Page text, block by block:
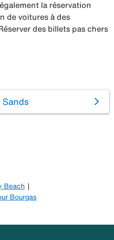
la réservation
de voitures à des
des billets pas chers
Sands
Beach
Bourgas